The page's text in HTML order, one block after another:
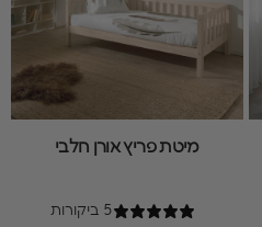
מיטת פריץ אורן חלבי
5 ביקורות